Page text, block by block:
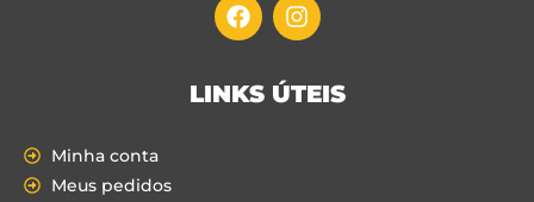
LINKS ÚTEIS
Minha conta
Meus pedidos